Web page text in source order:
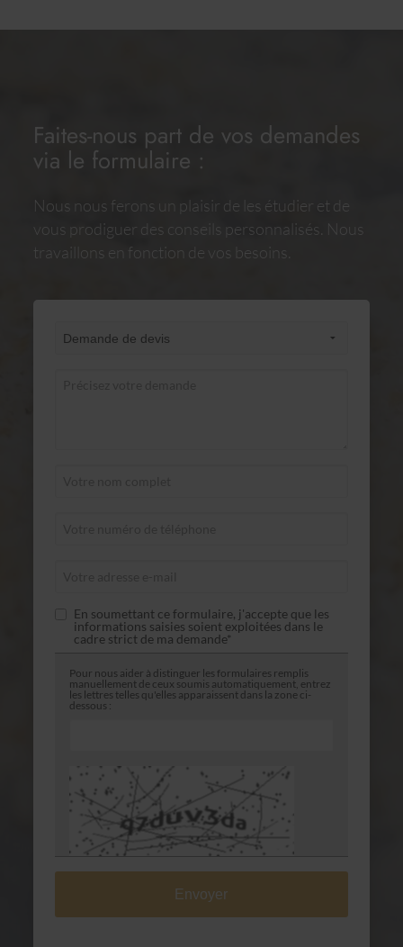
Faites-nous part de vos demandes
via le formulaire :
Nous nous ferons un plaisir de les étudier et de
vous prodiguer des conseils personnalisés. Nous
travaillons en fonction de vos besoins.
En soumettant ce formulaire, j'accepte que les
informations saisies soient exploitées dans le
cadre strict de ma demande*
Pour nous aider à distinguer les formulaires remplis
manuellement de ceux soumis automatiquement, entrez
les lettres telles qu'elles apparaissent dans la zone ci-
dessous :